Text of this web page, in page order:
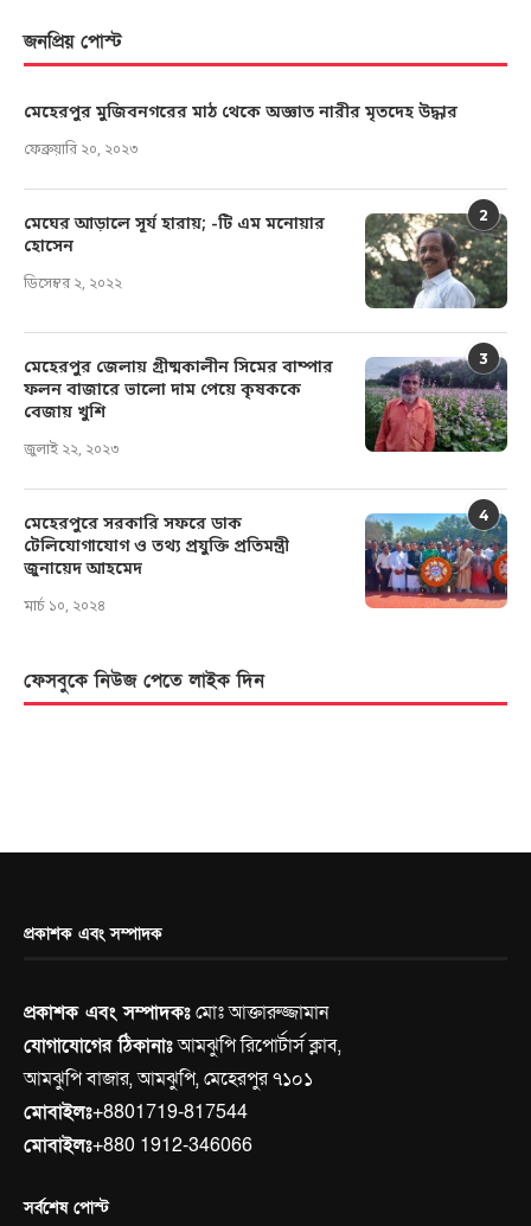
জনপ্রিয় পোস্ট
মেহেরপুর মুজিবনগরের মাঠ থেকে অজ্ঞাত নারীর মৃতদেহ উদ্ধার
ফেব্রুয়ারি ২০, ২০২৩
2
মেঘের আড়ালে সূর্য হারায়; -টি এম মনোয়ার
হোসেন
ডিসেম্বর ২, ২০২২
3
মেহেরপুর জেলায় গ্রীষ্মকালীন সিমের বাম্পার
ফলন বাজারে ভালো দাম পেয়ে কৃষককে
বেজায় খুশি
জুলাই ২২, ২০২৩
4
মেহেরপুরে সরকারি সফরে ডাক
টেলিযোগাযোগ ও তথ্য প্রযুক্তি প্রতিমন্ত্রী
জুনায়েদ আহমেদ
মার্চ ১০, ২০২৪
ফেসবুকে নিউজ পেতে লাইক দিন
প্রকাশক এবং সম্পাদক
প্রকাশক এবং সম্পাদকঃমোঃ আক্তারুজ্জামান
যোগাযোগের ঠিকানাঃআমঝুপি রিপোর্টার্স ক্লাব,
আমঝুপি বাজার, আমঝুপি, মেহেরপুর ৭১০১
মোবাইলঃ+8801719-817544
মোবাইলঃ+880 1912-346066
সর্বশেষ পোস্ট